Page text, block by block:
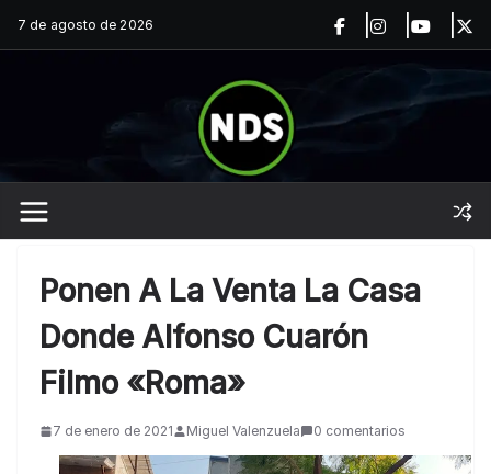
Saltar
al
7 de agosto de 2026
Ponen A La Venta La Casa
Donde Alfonso Cuarón
Filmo «Roma»
7 de enero de 2021 Miguel Valenzuela 0 comentarios